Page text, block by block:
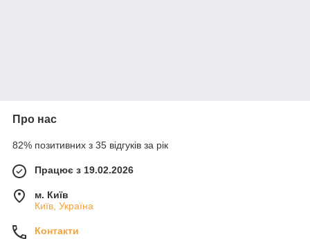
Про нас
82% позитивних з 35 відгуків за рік
Працює з 19.02.2026
м. Київ
Київ, Україна
Контакти